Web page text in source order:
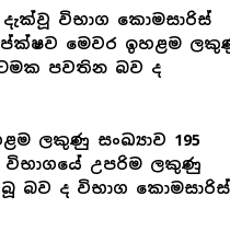
විභාග කොමසාරිස්
මෙවර ඉහළම
පවතින බව ද
ලකුණු සංඛ්‍යාව 195
විභාගයේ උපරිම ලකුණු
බව ද විභාග කොමසාරිස්